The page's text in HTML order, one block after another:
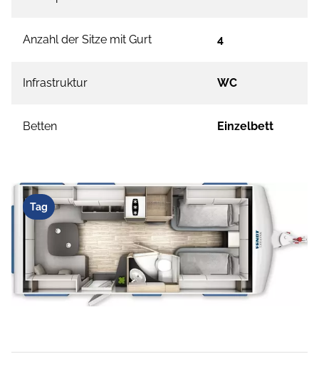
Anzahl der Sitze mit Gurt 4
Infrastruktur WC
Betten Einzelbett
Tag